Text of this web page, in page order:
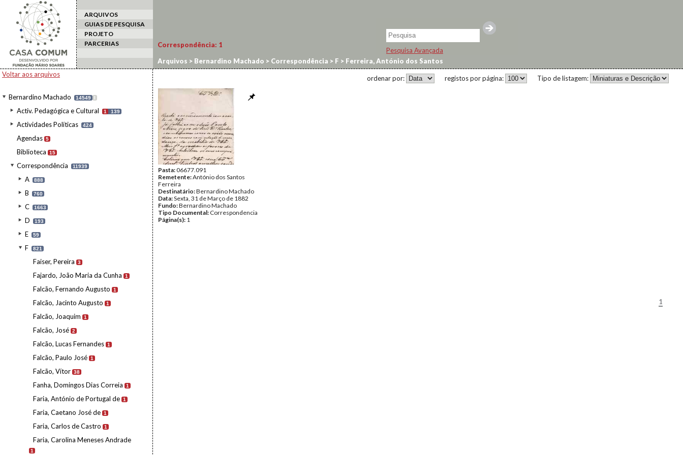
ARQUIVOS
GUIAS DE PESQUISA
PROJETO
PARCERIAS
Pesquisa Avançada
Voltar aos arquivos
Bernardino Machado 14549 I
Activ. Pedagógica e Cultural 1 139
Actividades Políticas 424
Agendas 5
Biblioteca 15
Correspondência 11939
A 888
B 760
C 1663
D 193
E 59
F 821
Faiser, Pereira 3
Fajardo, João Maria da Cunha 1
Falcão, Fernando Augusto 1
Falcão, Jacinto Augusto 1
Falcão, Joaquim 1
Falcão, José 2
Falcão, Lucas Fernandes 1
Falcão, Paulo José 1
Falcão, Vítor 38
Fanha, Domingos Dias Correia 1
Faria, António de Portugal de 1
Faria, Caetano José de 1
Faria, Carlos de Castro 1
Faria, Carolina Meneses Andrade
1
Correspondência: 1
Arquivos > Bernardino Machado > Correspondência > F > Ferreira, António dos Santos
Tipo de listagem:
registos por página:
ordenar por:
Pasta:06677.091
Remetente:António dos Santos
Ferreira
Destinatário:Bernardino Machado
Data:Sexta, 31 de Março de 1882
Fundo:Bernardino Machado
Tipo Documental: Correspondencia
Página(s): 1
1